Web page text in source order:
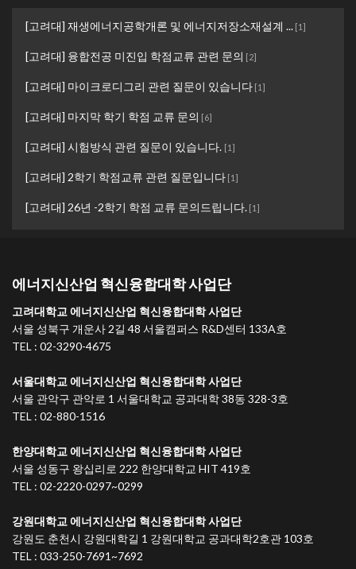
[고려대] 재생에너지공학개론 및 에너지저장소재설계 ... [1]
[고려대] 융합전공 미진입 학점교류 관련 문의 [2]
[고려대] 마이크로디그리 관련 질문이 있습니다 [1]
[고려대] 마지막 학기 학점 교류 문의 [6]
[고려대] 시험방식 관련 질문이 있습니다. [1]
[고려대] 2학기 학점교류 관련 질문입니다 [1]
[고려대] 26년 -2학기 학점 교류 문의드립니다. [1]
에너지신산업 혁신융합대학 사업단
고려대학교 에너지신산업 혁신융합대학 사업단
서울 성북구 개운사 2길 48 서울캠퍼스 R&D센터 133A호
TEL : 02-3290-4675
서울대학교 에너지신산업 혁신융합대학 사업단
서울 관악구 관악로 1 서울대학교 공과대학 38동 328-3호
TEL : 02-880-1516
한양대학교 에너지신산업 혁신융합대학 사업단
서울 성동구 왕십리로 222 한양대학교 HIT 419호
TEL : 02-2220-0297~0299
강원대학교 에너지신산업 혁신융합대학 사업단
강원도 춘천시 강원대학길 1 강원대학교 공과대학2호관 103호
TEL : 033-250-7691~7692